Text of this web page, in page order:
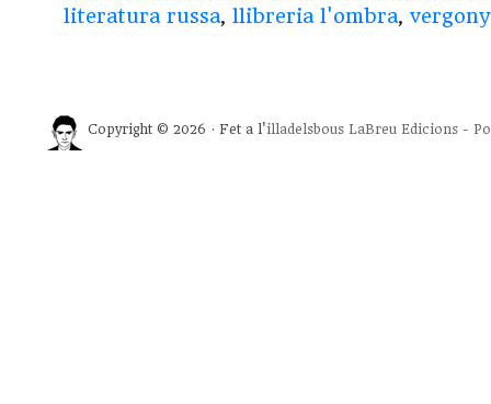
literatura russa, llibreria l'ombra,
Copyright © 2026 · Fet a l'illadelsbous LaBreu Edicions -